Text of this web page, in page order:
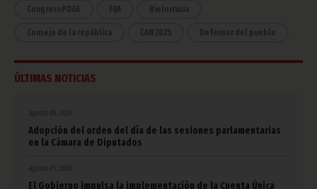
CongresoPDGE FIJA Bielorrusia
Consejo de la república CAN 2025 Defensor del pueblo
ÚLTIMAS NOTICIAS
Adopción del orden del día de las sesiones parlamentarias
en la Cámara de Diputados
El Gobierno impulsa la implementación de la Cuenta Única